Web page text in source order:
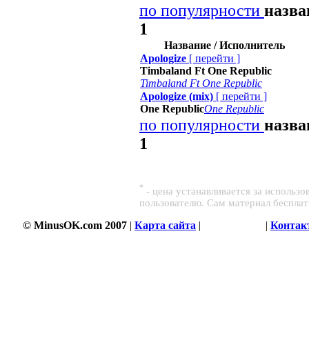
по популярности
1
Название / Исполнитель
Apologize [ перейти ]
Timbaland Ft One Republic
Timbaland Ft One Republic
Apologize (mix) [ перейти ]
One RepublicOne Republic
по популярности
1
* - цена устанавливается за
пользователю. Сам материал
© MinusOK.com 2007 | Карта сайта | |